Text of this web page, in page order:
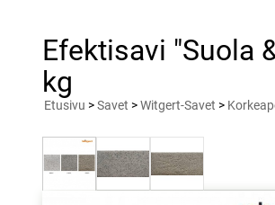
Efektisavi "Suola
kg
Etusivu >Savet >Witgert-Savet >